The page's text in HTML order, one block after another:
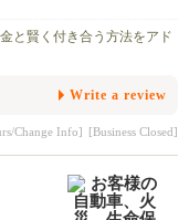
と賢く付き合う方法をアド
Write a review
Change Info] [Business Closed]